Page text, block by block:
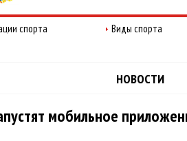
спорта Виды спорта
НОВОСТИ
мобильное